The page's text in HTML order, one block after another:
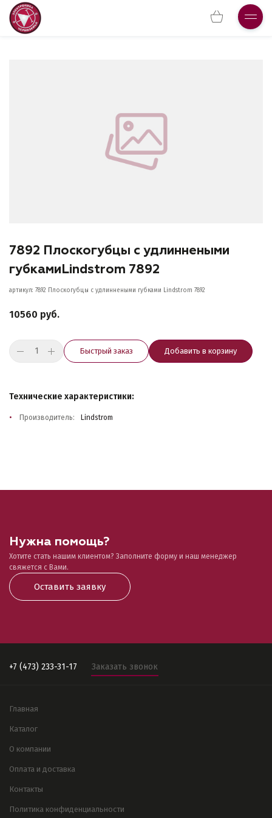
7892 Плоскогубцы с удлиннеными
губкамиLindstrom 7892
артикул: 7892 Плоскогубцы с удлиннеными губками Lindstrom 7892
10560 руб.
Добавить в корзину
Быстрый заказ
Технические характеристики:
Производитель: Lindstrom
Нужна помощь?
Хотите стать нашим клиентом? Заполните форму и наш менеджер
свяжется с Вами.
Оставить заявку
+7 (473) 233-31-17 Заказать звонок
Главная
Каталог
О компании
Оплата и доставка
Контакты
Политика конфиденциальности